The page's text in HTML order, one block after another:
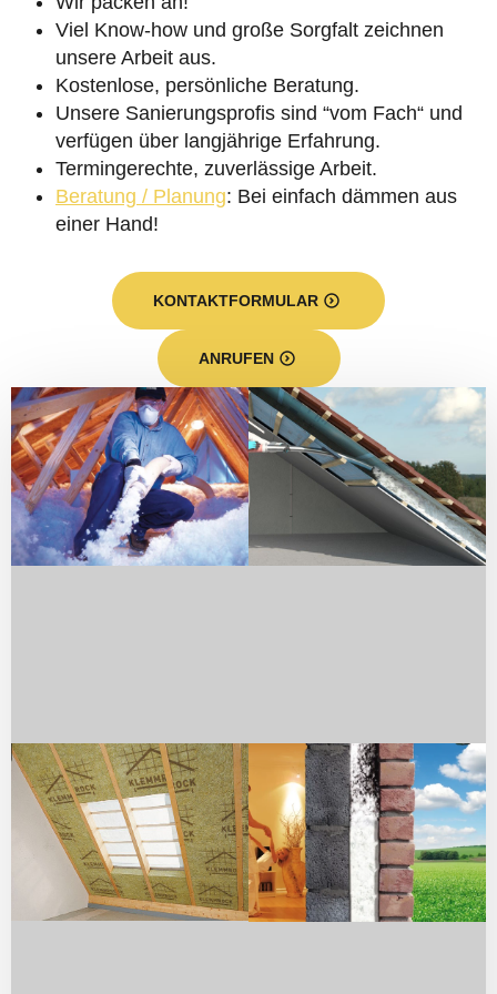
Viel Know-how und große Sorgfalt zeichnen
unsere Arbeit aus.
Kostenlose, persönliche Beratung.
Unsere Sanierungsprofis sind “vom Fach“ und
verfügen über langjährige Erfahrung.
Termingerechte, zuverlässige Arbeit.
Beratung / Planung: Bei einfach dämmen aus
einer Hand!
KONTAKTFORMULAR
ANRUFEN